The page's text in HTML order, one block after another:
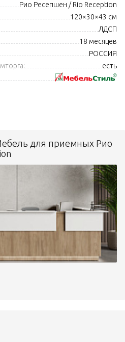
Рио Ресепшен / Rio Reception
120×30×43 см
ЛДСП
18 месяцев
РОССИЯ
есть
для приемных Рио